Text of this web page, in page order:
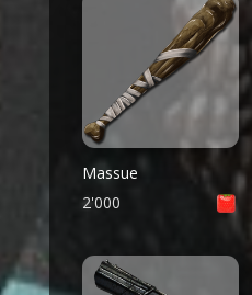
Massue
2'000